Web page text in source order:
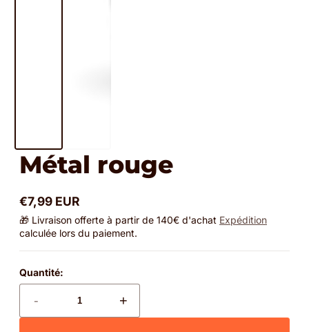
Métal rouge
Prix
normal
€7,99 EUR
🎁 Livraison offerte à partir de 140€ d'achat Expédition
calculée lors du paiement.
Quantité:
- +